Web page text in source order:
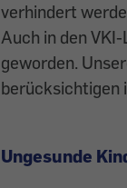
verhindert
Auch in den
geworden.
berücksichtigen
Ungesunde